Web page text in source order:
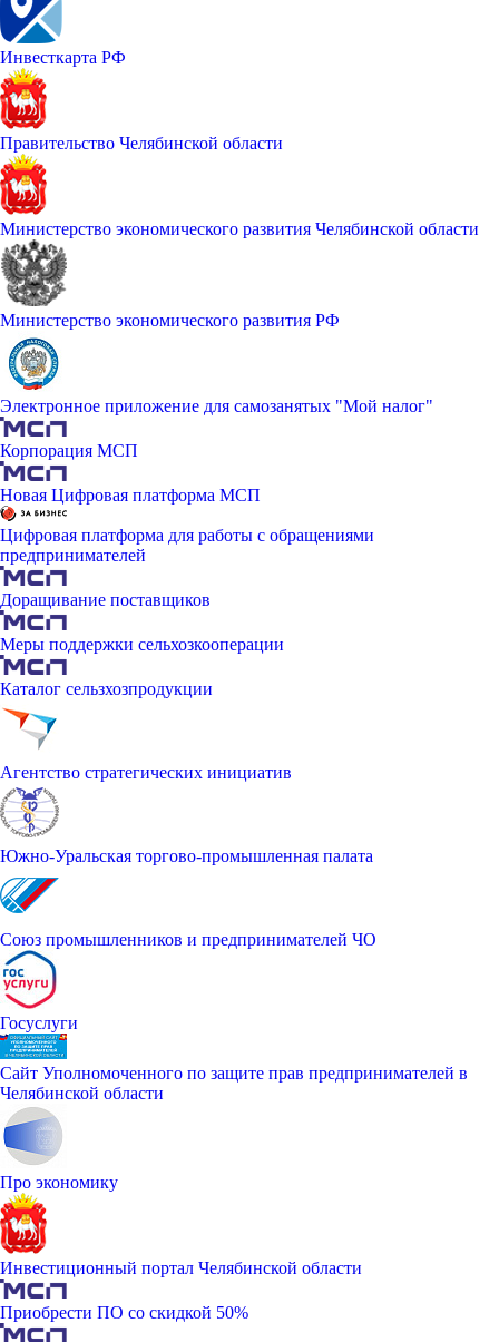
Инвесткарта РФ
Правительство Челябинской области
Министерство экономического развития Челябинской области
Министерство экономического развития РФ
Электронное приложение для самозанятых "Мой налог"
Корпорация МСП
Новая Цифровая платформа МСП
Цифровая платформа для работы с обращениями
предпринимателей
Доращивание поставщиков
Меры поддержки сельхозкооперации
Каталог сельзхозпродукции
Агентство стратегических инициатив
Южно-Уральская торгово-промышленная палата
Союз промышленников и предпринимателей ЧО
Госуслуги
Сайт Уполномоченного по защите прав предпринимателей в
Челябинской области
Про экономику
Инвестиционный портал Челябинской области
Приобрести ПО со скидкой 50%